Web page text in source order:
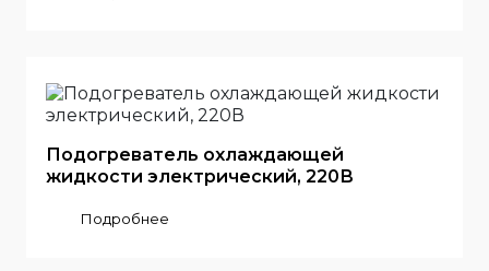
Подогреватель охлаждающей
жидкости электрический, 220В
Подробнее